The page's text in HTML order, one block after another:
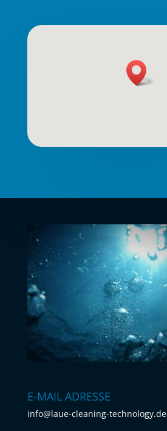
E-MAIL ADRESSE
info@laue-cleaning-technology.de